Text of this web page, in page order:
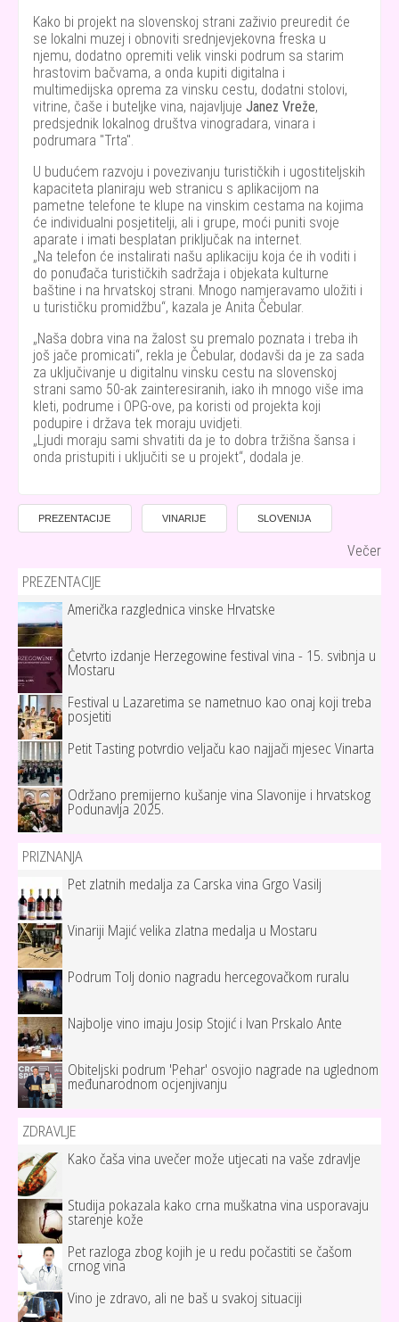
Kako bi projekt na slovenskoj strani zaživio preuredit će
se lokalni muzej i obnoviti srednjevjekovna freska u
njemu, dodatno opremiti velik vinski podrum sa starim
hrastovim bačvama, a onda kupiti digitalna i
multimedijska oprema za vinsku cestu, dodatni stolovi,
vitrine, čaše i buteljke vina, najavljuje Janez Vreže,
predsjednik lokalnog društva vinogradara, vinara i
podrumara "Trta".
U budućem razvoju i povezivanju turističkih i ugostiteljskih
kapaciteta planiraju web stranicu s aplikacijom na
pametne telefone te klupe na vinskim cestama na kojima
će individualni posjetitelji, ali i grupe, moći puniti svoje
aparate i imati besplatan priključak na internet.
Na telefon će instalirati našu aplikaciju koja će ih voditi i
do ponuđača turističkih sadržaja i objekata kulturne
baštine i na hrvatskoj strani. Mnogo namjeravamo uložiti i
u turističku promidžbu , kazala je Anita Čebular.
Naša dobra vina na žalost su premalo poznata i treba ih
još jače promicati , rekla je Čebular, dodavši da je za sada
za uključivanje u digitalnu vinsku cestu na slovenskoj
strani samo 50-ak zainteresiranih, iako ih mnogo više ima
kleti, podrume i OPG-ove, pa koristi od projekta koji
podupire i država tek moraju uvidjeti.
Ljudi moraju sami shvatiti da je to dobra tržišna šansa i
onda pristupiti i uključiti se u projekt , dodala je.
PREZENTACIJE VINARIJE SLOVENIJA
Večer
PREZENTACIJE
Američka razglednica vinske Hrvatske
Četvrto izdanje Herzegowine festival vina - 15. svibnja u
Mostaru
Festival u Lazaretima se nametnuo kao onaj koji treba
posjetiti
Petit Tasting potvrdio veljaču kao najjači mjesec Vinarta
Održano premijerno kušanje vina Slavonije i hrvatskog
Podunavlja 2025.
PRIZNANJA
Pet zlatnih medalja za Carska vina Grgo Vasilj
Vinariji Majić velika zlatna medalja u Mostaru
Podrum Tolj donio nagradu hercegovačkom ruralu
Najbolje vino imaju Josip Stojić i Ivan Prskalo Ante
Obiteljski podrum 'Pehar' osvojio nagrade na uglednom
međunarodnom ocjenjivanju
ZDRAVLJE
Kako čaša vina uvečer može utjecati na vaše zdravlje
Studija pokazala kako crna muškatna vina usporavaju
starenje kože
Pet razloga zbog kojih je u redu počastiti se čašom
crnog vina
Vino je zdravo, ali ne baš u svakoj situaciji